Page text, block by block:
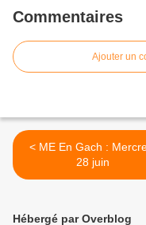
Commentaires
Ajouter un
< ME En Gach : Mercredi
28 juin
Hébergé par Overblog